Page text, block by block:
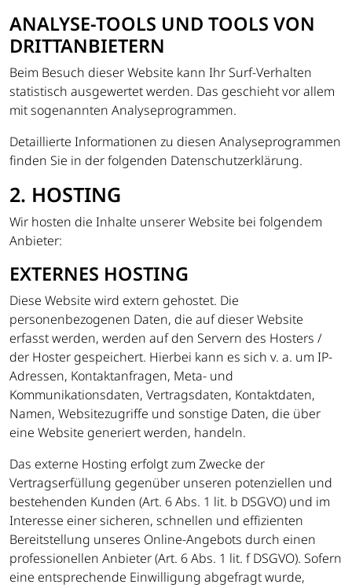
ANALYSE-TOOLS UND TOOLS VON
DRITT­ANBIETERN
Beim Besuch dieser Website kann Ihr Surf-Verhalten
statistisch ausgewertet werden. Das geschieht vor allem
mit sogenannten Analyseprogrammen.
Detaillierte Informationen zu diesen Analyseprogrammen
finden Sie in der folgenden Datenschutzerklärung.
2. HOSTING
Wir hosten die Inhalte unserer Website bei folgendem
Anbieter:
EXTERNES HOSTING
Diese Website wird extern gehostet. Die
personenbezogenen Daten, die auf dieser Website
erfasst werden, werden auf den Servern des Hosters /
der Hoster gespeichert. Hierbei kann es sich v. a. um IP-
Adressen, Kontaktanfragen, Meta- und
Kommunikationsdaten, Vertragsdaten, Kontaktdaten,
Namen, Websitezugriffe und sonstige Daten, die über
eine Website generiert werden, handeln.
Das externe Hosting erfolgt zum Zwecke der
Vertragserfüllung gegenüber unseren potenziellen und
bestehenden Kunden (Art. 6 Abs. 1 lit. b DSGVO) und im
Interesse einer sicheren, schnellen und effizienten
Bereitstellung unseres Online-Angebots durch einen
professionellen Anbieter (Art. 6 Abs. 1 lit. f DSGVO). Sofern
eine entsprechende Einwilligung abgefragt wurde,